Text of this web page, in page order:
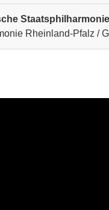
Rheinland-Pfalz /